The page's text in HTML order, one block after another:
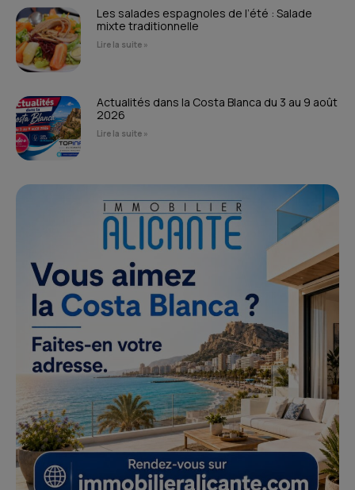
Les salades espagnoles de l’été : Salade
mixte traditionnelle
Lire la suite »
Actualités dans la Costa Blanca du 3 au 9 août
2026
Lire la suite »